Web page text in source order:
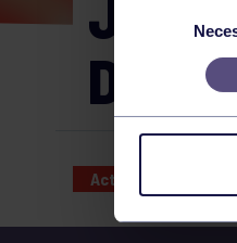
de
consentimiento
Actividades